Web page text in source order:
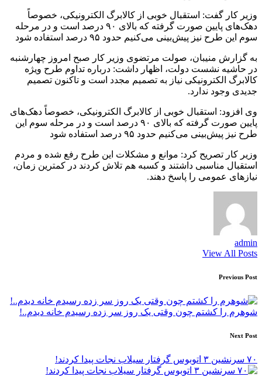
وزیر کار گفت: استقبال خوبی از کالابرگ الکترونیکی، خصوصاً
دهک‌های پایین صورت گرفته که بالای ۹۰ درصد است و در مرحله
سوم این طرح نیز پیش‌بینی می‌کنیم حدود ۹۵ درصد استفاده شود
به گزارش منیبان، صولت مرتضوی وزیر کار صبح امروز چهارشنبه
در حاشیه نشست دولت، اظهار داشت: درباره تداوم طرح ویژه
کالابرگ الکترونیکی نیاز به تصمیم مجدد است و تاکنون تصمیم
جدیدی وجود ندارد.
وی افزود: استقبال خوبی از کالابرگ الکترونیکی، خصوصاً دهک‌های
پایین صورت گرفته که بالای ۹۰ درصد است و در مرحله سوم این
طرح نیز پیش‌بینی می‌کنیم حدود ۹۵ درصد استفاده شود
وزیر کار تصریح کرد: موانع و مشکلات این طرح رفع شده و مردم
استقبال مناسبی داشتند و کسبه هم تلاش کردند در کمترین زمان،
نیاز‌های عمومی را پاسخ دهند.
admin
View All Posts
Post
navigation
Previous Post
شوهرم را کشتم چون وقتی یک روز سر زده رسیدم خانه دیدم..!
Next Post
۷۰ سرنشین ۳ اتوبوس گرفتار سیلاب نجات پیدا کردند!